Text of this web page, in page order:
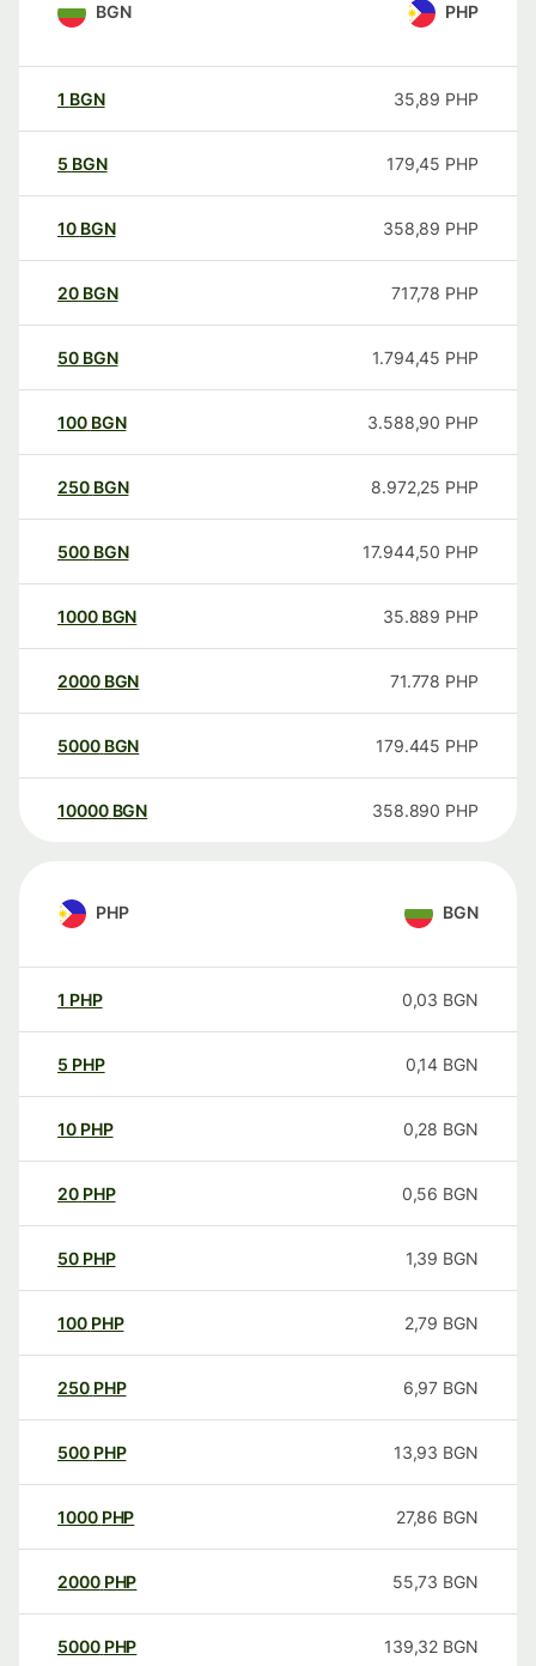
BGN PHP
1 BGN 35,89 PHP
5 BGN 179,45 PHP
10 BGN 358,89 PHP
20 BGN 717,78 PHP
50 BGN 1.794,45 PHP
100 BGN 3.588,90 PHP
250 BGN 8.972,25 PHP
500 BGN 17.944,50 PHP
1000 BGN 35.889 PHP
2000 BGN 71.778 PHP
5000 BGN 179.445 PHP
10000 BGN 358.890 PHP
PHP BGN
1 PHP 0,03 BGN
5 PHP 0,14 BGN
10 PHP 0,28 BGN
20 PHP 0,56 BGN
50 PHP 1,39 BGN
100 PHP 2,79 BGN
250 PHP 6,97 BGN
500 PHP 13,93 BGN
1000 PHP 27,86 BGN
2000 PHP 55,73 BGN
5000 PHP 139,32 BGN